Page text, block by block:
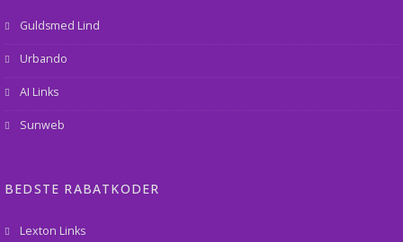
Guldsmed Lind
Urbando
AI Links
Sunweb
BEDSTE RABATKODER
Lexton Links